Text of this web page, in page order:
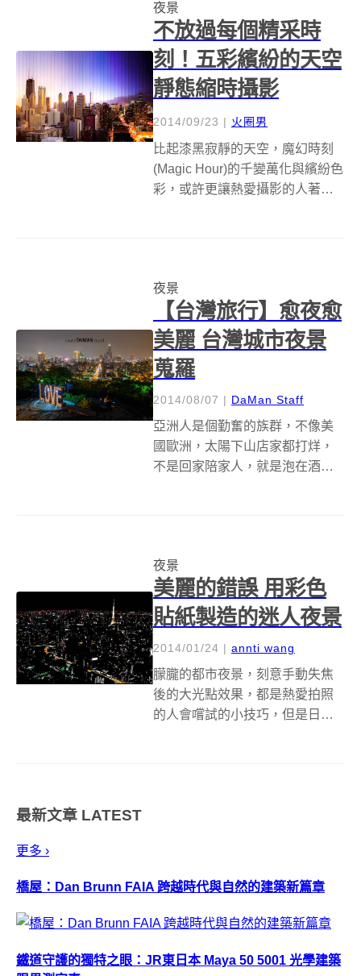
誕生的豪斯登堡燈光秀...
夜景
不放過每個精采時
刻！五彩繽紛的天空
靜態縮時攝影
2014/09/23 | 火圈男
比起漆黑寂靜的天空，魔幻時刻
(Magic Hour)的千變萬化與繽紛色
彩，或許更讓熱愛攝影的人著
來的瘋狂記錄，深怕錯過每一個
最美的...
夜景
【台灣旅行】愈夜愈
美麗 台灣城市夜景
蒐羅
2014/08/07 | DaMan Staff
亞洲人是個勤奮的族群，不像美
國歐洲，太陽下山店家都打烊，
不是回家陪家人，就是泡在酒吧
景成為一種年輕人晚上打發時間
的好活動。今天 ...
夜景
美麗的錯誤 用彩色
貼紙製造的迷人夜景
2014/01/24 | annti wang
朦朧的都市夜景，刻意手動失焦
後的大光點效果，都是熱愛拍照
的人會嚐試的小技巧，但是日本
最新文章 LATEST
更多 ›
橋屋：Dan Brunn FAIA 跨越時代與自然的建築新篇章
鐵道守護的獨特之眼：JR東日本 Maya 50 5001 光學建築